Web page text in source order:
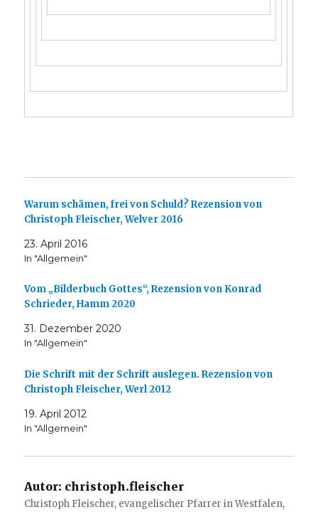
Warum schämen, frei von Schuld? Rezension von
Christoph Fleischer, Welver 2016
23. April 2016
In "Allgemein"
Vom „Bilderbuch Gottes“, Rezension von Konrad
Schrieder, Hamm 2020
31. Dezember 2020
In "Allgemein"
Die Schrift mit der Schrift auslegen. Rezension von
Christoph Fleischer, Werl 2012
19. April 2012
In "Allgemein"
Autor: christoph.fleischer
Christoph Fleischer, evangelischer Pfarrer in Westfalen,